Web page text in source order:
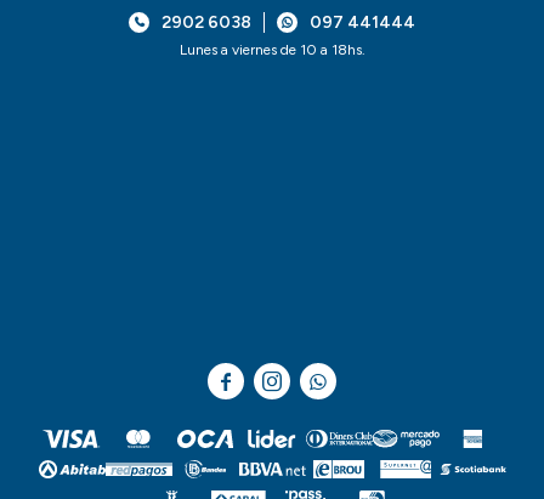
2902 6038
097 441444
Lunes a viernes de 10 a 18hs.
  